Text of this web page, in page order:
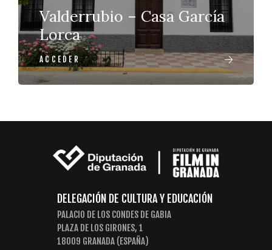
Valderrubio – Casa García
Lorca
ACCEDER
DELEGACIÓN DE CULTURA Y EDUCACIÓN
PALACIO DE LOS CONDES DE GABIA
PLAZA DE LOS GIRONES, 1
18009 GRANADA (ESPAÑA)